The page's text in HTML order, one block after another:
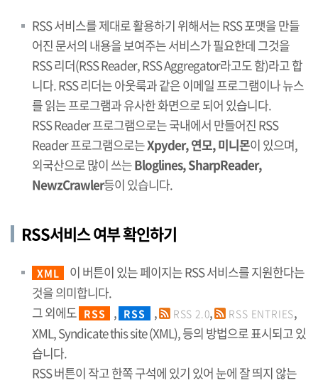
RSS 서비스를 제대로 활용하기 위해서는 RSS 포맷을 만들
어진 문서의 내용을 보여주는 서비스가 필요한데 그것을
RSS 리더(RSS Reader, RSS Aggregator라고도 함)라고 합
니다. RSS 리더는 아웃룩과 같은 이메일 프로그램이나 뉴스
를 읽는 프로그램과 유사한 화면으로 되어 있습니다.
RSS Reader 프로그램으로는 국내에서 만들어진 RSS
Reader 프로그램으로는Xpyder, 연모, 미니몬이 있으며,
외국산으로 많이 쓰는Bloglines, SharpReader,
NewzCrawler등이 있습니다.
RSS서비스 여부 확인하기
XML
이 버튼이 있는 페이지는 RSS 서비스를 지원한다는
것을 의미합니다.
그 외에도 RSS , RSS , RSS 2.0, RSS ENTRIES,
XML, Syndicate this site (XML), 등의 방법으로 표시되고 있
습니다.
RSS 버튼이 작고 한쪽 구석에 있기 있어 눈에 잘 띄지 않는